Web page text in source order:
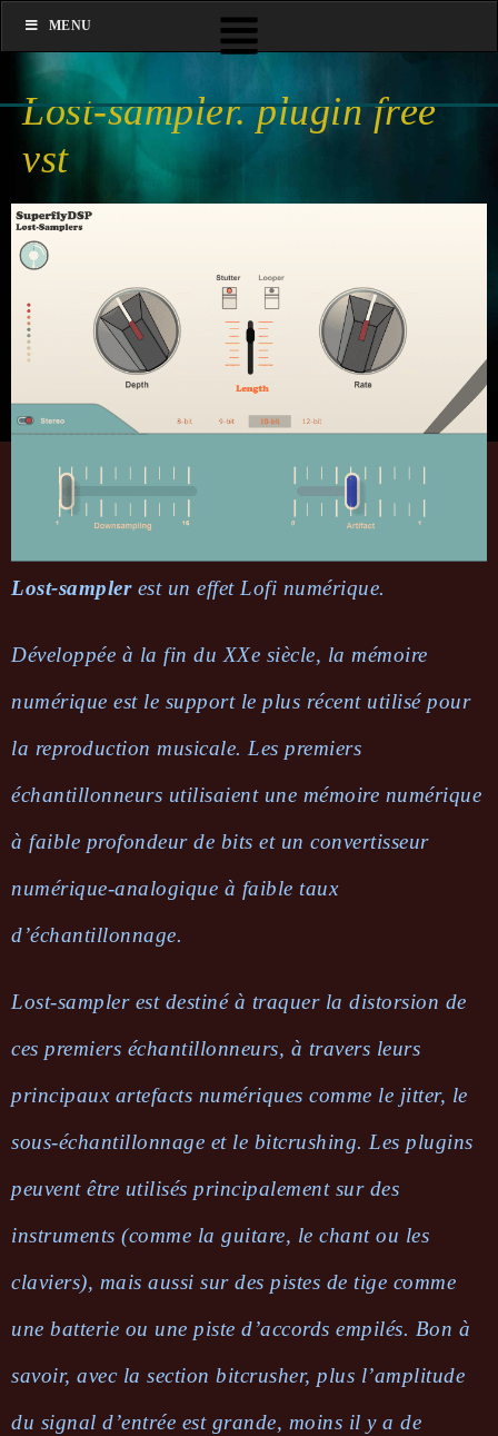
Lost-sampler. plugin free
vst
Lost-samplerest un effet Lofi numérique.
Développée à la fin du XXe siècle, la mémoire
numérique est le support le plus récent utilisé pour
la reproduction musicale. Les premiers
échantillonneurs utilisaient une mémoire numérique
à faible profondeur de bits et un convertisseur
numérique-analogique à faible taux
d’échantillonnage.
Lost-sampler est destiné à traquer la distorsion de
ces premiers échantillonneurs, à travers leurs
principaux artefacts numériques comme le jitter, le
sous-échantillonnage et le bitcrushing. Les plugins
peuvent être utilisés principalement sur des
instruments (comme la guitare, le chant ou les
claviers), mais aussi sur des pistes de tige comme
une batterie ou une piste d’accords empilés. Bon à
savoir, avec la section bitcrusher, plus l’amplitude
du signal d’entrée est grande, moins il y a de
MENU